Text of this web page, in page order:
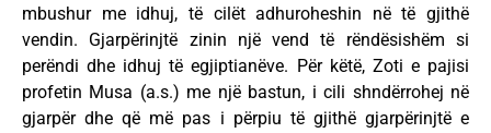
mbushur me idhuj, të cilët adhuroheshin në të gjithë
vendin. Gjarpërinjtë zinin një vend të rëndësishëm si
perëndi dhe idhuj të egjiptianëve. Për këtë, Zoti e pajisi
profetin Musa (a.s.) me një bastun, i cili shndërrohej në
gjarpër dhe që më pas i përpiu të gjithë gjarpërinjtë e